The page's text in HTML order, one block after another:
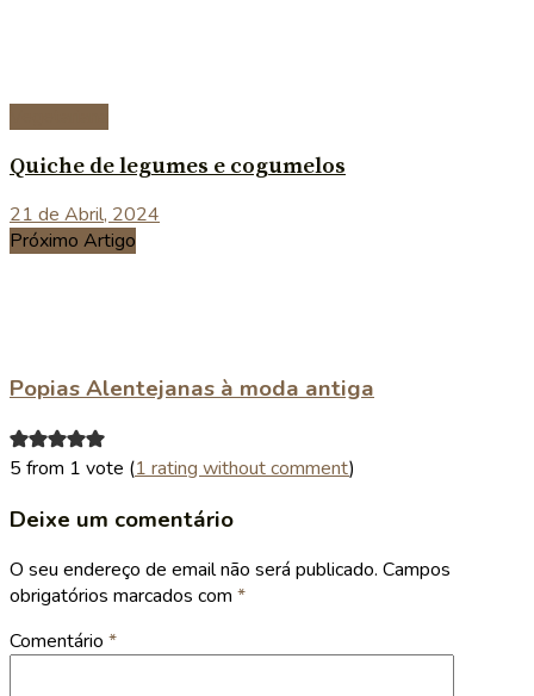
Quiche de legumes e cogumelos
21 de Abril, 2024
Próximo Artigo
Popias Alentejanas à moda antiga
5 from 1 vote (1 rating without comment)
Deixe um comentário
O seu endereço de email não será publicado. Campos
obrigatórios marcados com *
Comentário *